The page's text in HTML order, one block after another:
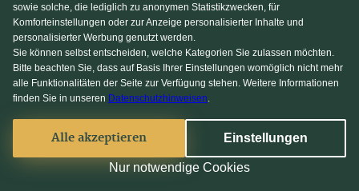
Kataloge anfordern
Baupartner suchen
Für Baufirmen
Baupartner anmelden
sowie solche, die lediglich zu anonymen Statistikzwecken, für
Komforteinstellungen oder zur Anzeige personalisierter Inhalte und
personalisierter Werbung genutzt werden.
Sie können selbst entscheiden, welche Kategorien Sie zulassen möchten.
Bitte beachten Sie, dass auf Basis Ihrer Einstellungen womöglich nicht mehr
alle Funktionalitäten der Seite zur Verfügung stehen. Weitere Informationen
finden Sie in unseren Datenschutzhinweisen.
Alle akzeptieren Einstellungen
Nur notwendige Cookies